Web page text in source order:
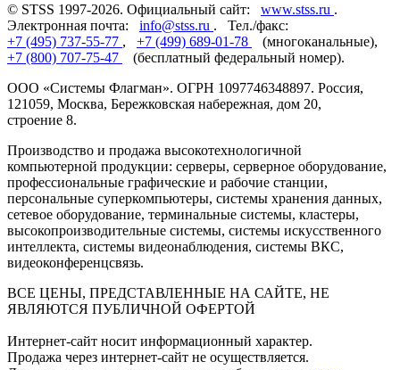
© STSS 1997-2026. Официальный сайт: www.stss.ru .
Электронная почта: info@stss.ru . Тел./факс:
+7 (495) 737-55-77 , +7 (499) 689-01-78
(многоканальные),
+7 (800) 707-75-47
(бесплатный федеральный номер).
ООО «Системы Флагман». ОГРН 1097746348897. Россия,
121059, Москва, Бережковская набережная, дом 20,
строение 8.
Производство и продажа высокотехнологичной
компьютерной продукции: серверы, серверное оборудование,
профессиональные графические и рабочие станции,
персональные суперкомпьютеры, системы хранения данных,
сетевое оборудование, терминальные системы, кластеры,
высокопроизводительные системы, системы искусственного
интеллекта, системы видеонаблюдения, системы ВКС,
видеоконференцсвязь.
ВСЕ ЦЕНЫ, ПРЕДСТАВЛЕННЫЕ НА САЙТЕ, НЕ
ЯВЛЯЮТСЯ ПУБЛИЧНОЙ ОФЕРТОЙ
Интернет-сайт носит информационный характер.
Продажа через интернет-сайт не осуществляется.